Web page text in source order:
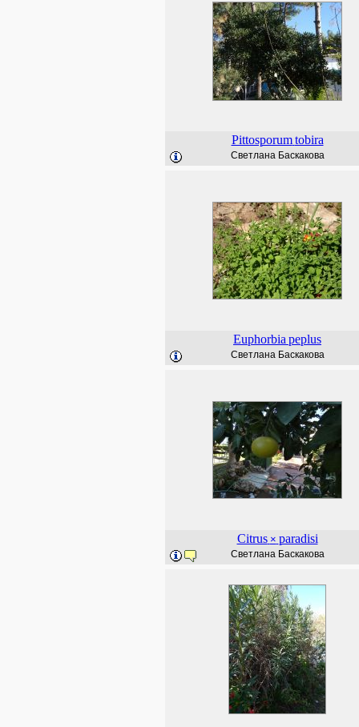
Pittosporum tobira
Светлана Баскакова
Euphorbia peplus
Светлана Баскакова
Citrus × paradisi
Светлана Баскакова